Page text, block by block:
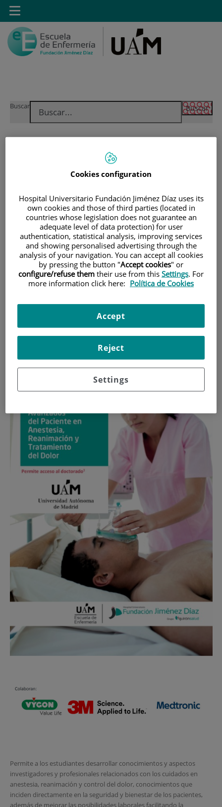
Saltar al contenido
SaltarBuscar
Toggle
navigation
MÁSTER PROPIO POR LA UAM EN CUIDADOS
AVANZADOS DEL PACIENTE EN ANESTESIA,
Máster Propio por la UAM
en Cuidados Avanzados
del Paciente en Anestesia,
Reanimación y
Tratamiento del Dolor
Preoperatoria, Área Quirúrgica, Unidades de Reanimación
Permite a los estudiantes desarrollar conocimientos y aspectos
investigadores y profesionales relacionados con los cuidados en
anestesia, reanimación y control del dolor, conocimientos que
inciden directamente en la seguridad y bienestar de los pacientes,
además de mejorar las posibilidades laborales facilitando la
Cookies configuration
Hospital Universitario Fundación Jiménez Díaz uses its
own cookies and those of third parties (located in
countries whose legislation does not guarantee an
adequate level of data protection) for user
authentication, statistical analysis, improving services
and showing personalised advertising through the
analysis of your navigation. You can accept all cookies
by pressing the button "Accept cookies" or
configure/refuse them their use from this Settings. For
more information click here: Política de Cookies
Settings
Reject
Accept